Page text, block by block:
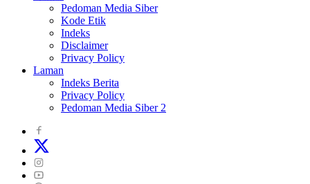
Pedoman Media Siber
Kode Etik
Indeks
Disclaimer
Privacy Policy
Laman
Indeks Berita
Privacy Policy
Pedoman Media Siber 2